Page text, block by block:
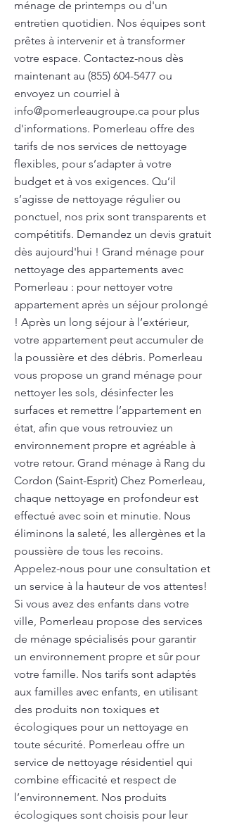
ménage de printemps ou d'un
entretien quotidien. Nos équipes sont
prêtes à intervenir et à transformer
votre espace. Contactez-nous dès
maintenant au (855) 604-5477 ou
envoyez un courriel à
info@pomerleaugroupe.ca pour plus
d'informations. Pomerleau offre des
tarifs de nos services de nettoyage
flexibles, pour s’adapter à votre
budget et à vos exigences. Qu’il
s’agisse de nettoyage régulier ou
ponctuel, nos prix sont transparents et
compétitifs. Demandez un devis gratuit
dès aujourd'hui ! Grand ménage pour
nettoyage des appartements avec
Pomerleau : pour nettoyer votre
appartement après un séjour prolongé
! Après un long séjour à l’extérieur,
votre appartement peut accumuler de
la poussière et des débris. Pomerleau
vous propose un grand ménage pour
nettoyer les sols, désinfecter les
surfaces et remettre l’appartement en
état, afin que vous retrouviez un
environnement propre et agréable à
votre retour. Grand ménage à Rang du
Cordon (Saint-Esprit) Chez Pomerleau,
chaque nettoyage en profondeur est
effectué avec soin et minutie. Nous
éliminons la saleté, les allergènes et la
poussière de tous les recoins.
Appelez-nous pour une consultation et
un service à la hauteur de vos attentes!
Si vous avez des enfants dans votre
ville, Pomerleau propose des services
de ménage spécialisés pour garantir
un environnement propre et sûr pour
votre famille. Nos tarifs sont adaptés
aux familles avec enfants, en utilisant
des produits non toxiques et
écologiques pour un nettoyage en
toute sécurité. Pomerleau offre un
service de nettoyage résidentiel qui
combine efficacité et respect de
l’environnement. Nos produits
écologiques sont choisis pour leur